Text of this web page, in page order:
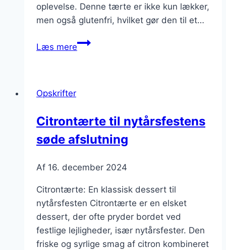
oplevelse. Denne tærte er ikke kun lækker,
men også glutenfri, hvilket gør den til et…
Læs mereCitrontærte
Opskrifter
Citrontærte til nytårsfestens
søde afslutning
Af 16. december 2024
Citrontærte: En klassisk dessert til
nytårsfesten Citrontærte er en elsket
dessert, der ofte pryder bordet ved
festlige lejligheder, især nytårsfester. Den
friske og syrlige smag af citron kombineret